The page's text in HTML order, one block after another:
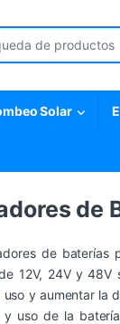
Solar
de
de baterías
12V, 24V y
uso y aumentar la
uso de la